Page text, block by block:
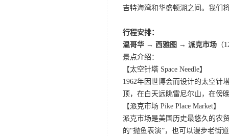
吉特海湾和华盛顿湖之间。我们
行程安排：
温哥华 → 西雅图 → 派克市场 （
景点介绍：
【太空针塔 Space Needle】
1962年因世博会而设计的太空针
顶，在白天远眺雷尼尔山，在傍
【派克市场 Pike Place Market】
派克市场是美国历史最悠久的农
的“抛鱼表演”，也可以漫步老街